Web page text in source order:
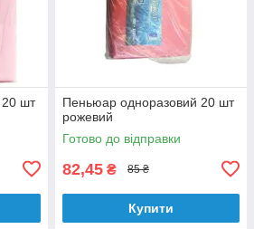
шт
Пеньюар одноразовий 20 шт
рожевий
Готово до відправки
82,45 ₴ 85 ₴
Купити